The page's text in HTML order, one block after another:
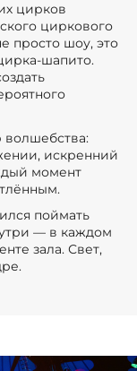
цирков
циркового
просто шоу, это
шапито.
волшебства:
искренний
момент
поймать
— в каждом
зала. Свет,